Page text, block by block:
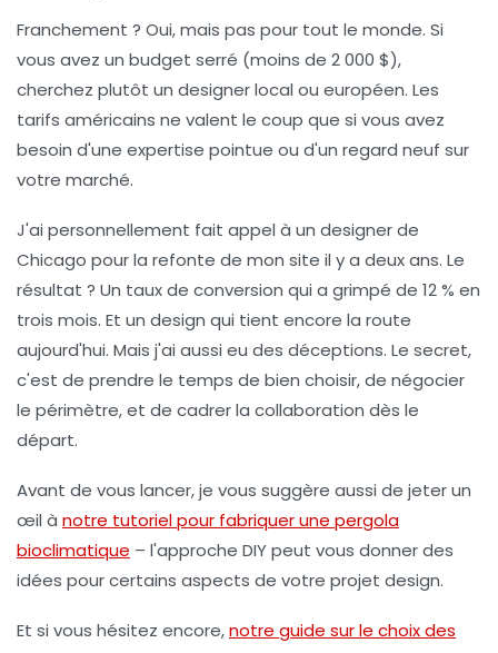
Franchement ? Oui, mais pas pour tout le monde. Si
vous avez un budget serré (moins de 2 000 $),
cherchez plutôt un designer local ou européen. Les
tarifs américains ne valent le coup que si vous avez
besoin d'une expertise pointue ou d'un regard neuf sur
votre marché.
J'ai personnellement fait appel à un designer de
Chicago pour la refonte de mon site il y a deux ans. Le
résultat ? Un taux de conversion qui a grimpé de 12 % en
trois mois. Et un design qui tient encore la route
aujourd'hui. Mais j'ai aussi eu des déceptions. Le secret,
c'est de prendre le temps de bien choisir, de négocier
le périmètre, et de cadrer la collaboration dès le
départ.
Avant de vous lancer, je vous suggère aussi de jeter un
œil à notre tutoriel pour fabriquer une pergola
bioclimatique – l'approche DIY peut vous donner des
idées pour certains aspects de votre projet design.
Et si vous hésitez encore,notre guide sur le choix des